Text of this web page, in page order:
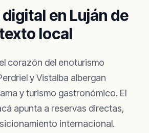
en Luján de
local
corazón del enoturismo
y Vistalba albergan
y turismo gastronómico. El
apunta a reservas directas,
internacional.